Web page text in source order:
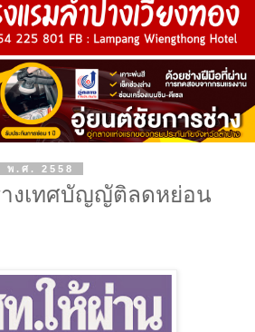
พ.ศ. 2558
างเทศบัญญัติลดหย่อน